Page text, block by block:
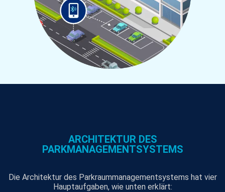
ARCHITEKTUR DES
PARKMANAGEMENTSYSTEMS
Die Architektur des Parkraummanagementsystems hat vier
Hauptaufgaben, wie unten erklärt: